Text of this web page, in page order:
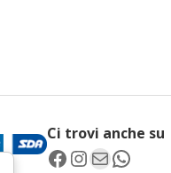
Ci trovi anche su
Facebook InstagramEmail WhatsApp